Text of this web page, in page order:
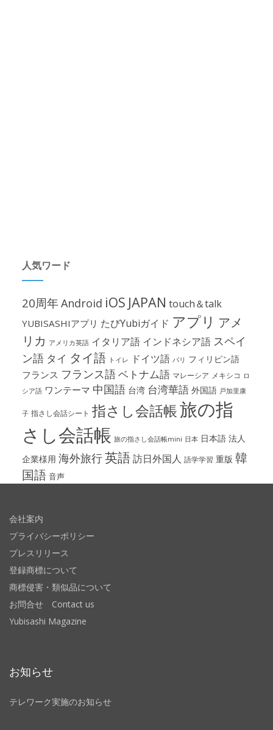
人気ワード
20周年Android iOS JAPAN touch＆talk
YUBISASHIアプリ たびYubiガイド アプリ アメ
リカ アメリカ英語 イタリア語 インドネシア語 スペイ
ン語 タイ タイ語 トイレ ドイツ語 パリ フィリピン語
フランス フランス語ベトナム語 マレーシア メキシコ ロ
シア語 ワンテーマ 中国語 台湾 台湾華語 外国語 戸加里康
子 指さし会話シート 指さし会話帳旅の指
さし会話帳 旅の指さし会話帳mini 日本 日本語 法人
企業様用 海外旅行英語訪日外国人 語学学習 重版 韓
国語 音声
会社案内
プライバシーポリシー
プレスリリース
登録商標について
商標侵害・類似品について
お問合せ Contact us
Yubisashi Magazine
お知らせ
テレワーク実施のお知らせ